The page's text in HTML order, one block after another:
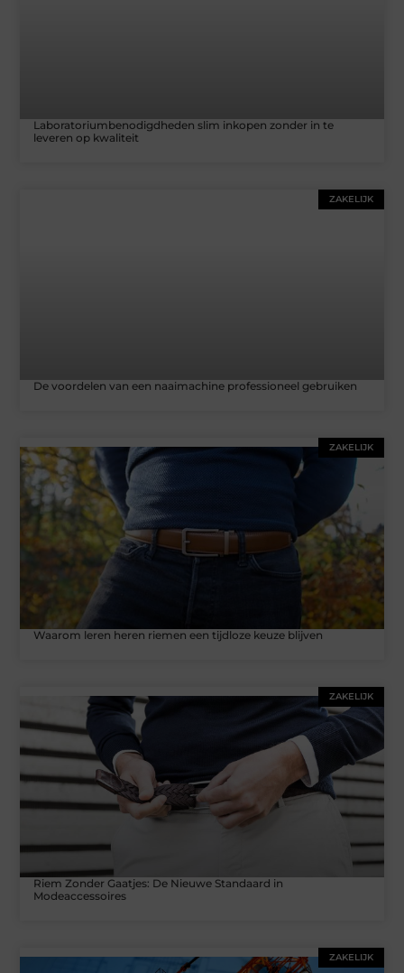
Laboratoriumbenodigdheden slim inkopen zonder in te
leveren op kwaliteit
ZAKELIJK
De voordelen van een naaimachine professioneel gebruiken
ZAKELIJK
Waarom leren heren riemen een tijdloze keuze blijven
ZAKELIJK
Riem Zonder Gaatjes: De Nieuwe Standaard in
Modeaccessoires
ZAKELIJK